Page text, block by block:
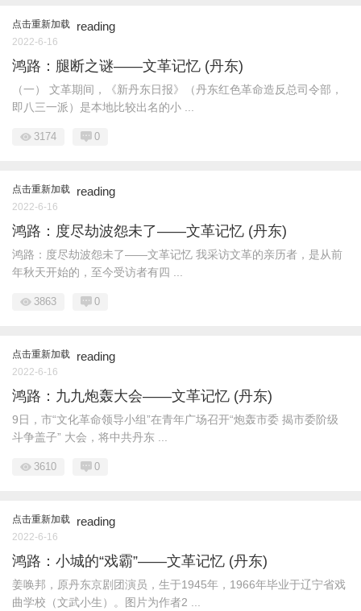
点击重新加载 reading
2022-6-16
鸿路：腿断之谜——文革记忆 (丹东)
（一） 文革期间，《新丹东日报》（丹东红色革命造反总司令部，
即八三一派）是本地比较出名的小 ...
3174 0
点击重新加载 reading
2022-6-16
鸿路：度尽劫波怨未了——文革记忆 (丹东)
鸿路：度尽劫波怨未了——文革记忆 我采访文革的亲历者，是从前
年秋天开始的，至今受访者有四 ...
3863 0
点击重新加载 reading
2022-6-16
鸿路：九九炮轰大会——文革记忆 (丹东)
9日，市“文化革命领导小组”在青年广场召开“炮轰市委 揭市委阶级
斗争盖子” 大会，将中共丹东 ...
3610 0
点击重新加载 reading
2022-6-16
鸿路：小城的“戏霸”——文革记忆 (丹东)
姜唤邦，原丹东京剧团演员，生于1945年，1966年毕业于辽宁省戏
曲学校（文武小生）。图片为作者2 ...